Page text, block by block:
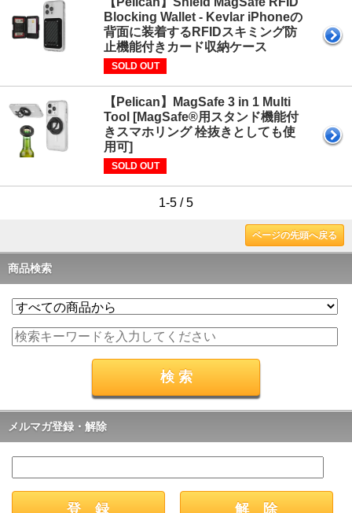
Blocking Wallet - Kevlar iPhoneの
背面に装着するRFIDスキミング防
止機能付きカード収納ケース
SOLD OUT
【Pelican】MagSafe 3 in 1 Multi
Tool [MagSafe®用スタンド機能付
きスマホリング 栓抜きとしても使
用可]
SOLD OUT
1-5 / 5
ページの先頭へ戻る
商品検索
メルマガ登録・解除